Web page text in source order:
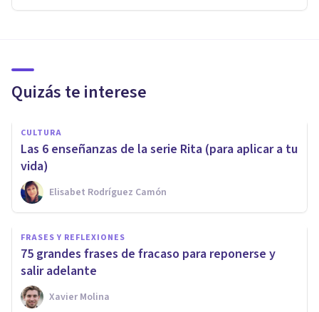
Quizás te interese
CULTURA
Las 6 enseñanzas de la serie Rita (para aplicar a tu
vida)
Elisabet Rodríguez Camón
FRASES Y REFLEXIONES
75 grandes frases de fracaso para reponerse y
salir adelante
Xavier Molina